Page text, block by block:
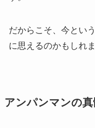
だからこそ、今とい
に思えるのかもしれま
アンパンマンの真